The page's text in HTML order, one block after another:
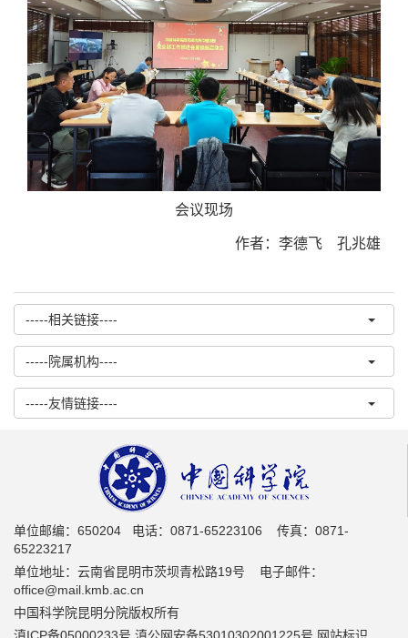
会议现场
作者： 李德飞 孔兆雄
-----相关链接----
-----院属机构----
-----友情链接----
单位邮编：650204 电话：0871-65223106 传真：0871-
65223217
单位地址：云南省昆明市茨坝青松路19号 电子邮件：
office@mail.kmb.ac.cn
中国科学院昆明分院版权所有
滇ICP备05000233号 滇公网安备53010302001225号 网站标识